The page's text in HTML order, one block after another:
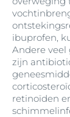
ibuprofen,
Andere
zijn
retinoïden